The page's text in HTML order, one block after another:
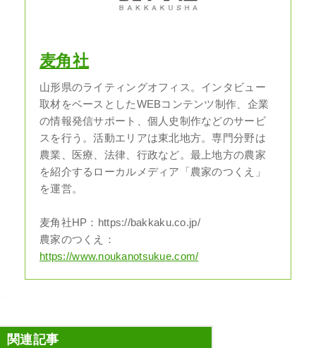
麦角社
山形県のライティングオフィス。インタビュー
取材をベースとしたWEBコンテンツ制作、企業
の情報発信サポート、個人史制作などのサービ
スを行う。活動エリアは東北地方。専門分野は
農業、医療、法律、行政など。最上地方の農家
を紹介するローカルメディア「農家のつくえ」
を運営。
麦角社HP：https://bakkaku.co.jp/
農家のつくえ：
https://www.noukanotsukue.com/
関連記事